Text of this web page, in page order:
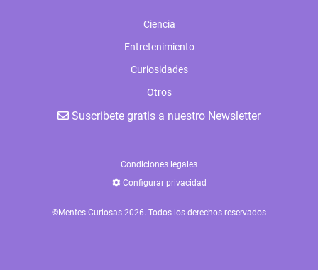
Ciencia
Entretenimiento
Curiosidades
Otros
Suscribete gratis a nuestro Newsletter
Condiciones legales
Configurar privacidad
©Mentes Curiosas 2026. Todos los derechos reservados